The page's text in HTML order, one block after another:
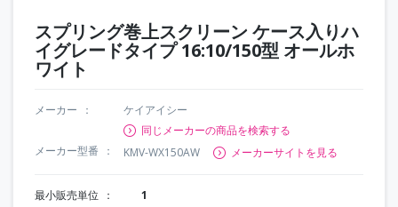
スプリング巻上スクリーン ケース入りハ
イグレードタイプ 16:10/150型 オールホ
ワイト
メーカー
ケイアイシー
同じメーカーの商品を検索する
メーカー型番
KMV-WX150AW メーカーサイトを見る
最小販売単位 1